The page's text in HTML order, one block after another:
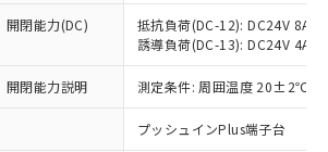
開閉能力(DC)
抵抗負荷(DC-12): DC24V 8A/
誘導負荷(DC-13): DC24V 4A/
開閉能力説明 測定条件: 周囲温度 20±2℃、
プッシュインPlus端子台
をご了承ください。
状況および標準価格照会結果は、
している更新日時点での社内デー
基づき作成されるものであり、閲
れた時点での実際の在庫および標
格とは異なる場合があることをご
、含有品と判明した場合などや
更することがあります。
（10物質）：
以下、 水銀(Hg) 1000ppm以下、 カド
1000ppm以下、ポリ臭化ビフェニル
以下、ポリ臭化ジフェニルエーテル類
えていることを示します。
確認です。当社販売部門へお問
は、これら貴社製品のうち、外国
および外国貿易法に定める商品
下｢規制貨物等」という）を輸出
は国外への提供する場合は、日本
府の輸出許可(または役務取引許
取得するなどの必要な手続きを
説明